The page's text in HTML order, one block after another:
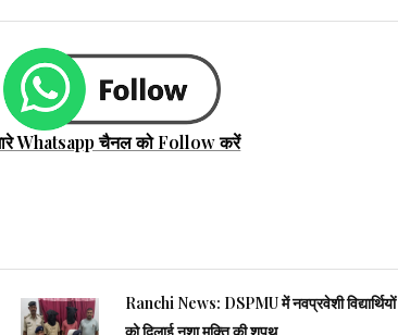
Whatsapp चैनल को Follow करें
Ranchi News: DSPMU में नवप्रवेशी विद्यार्थियों